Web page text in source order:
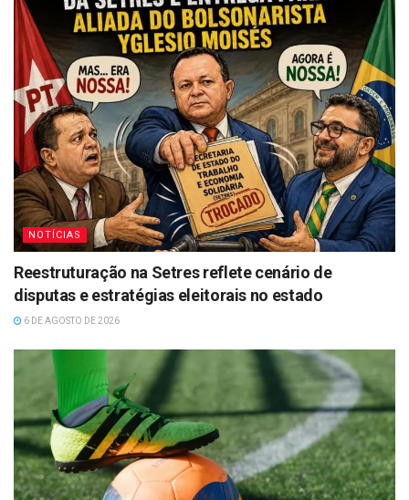
NOTÍCIAS
Reestruturação na Setres reflete cenário de
disputas e estratégias eleitorais no estado
6 DE AGOSTO DE 2026